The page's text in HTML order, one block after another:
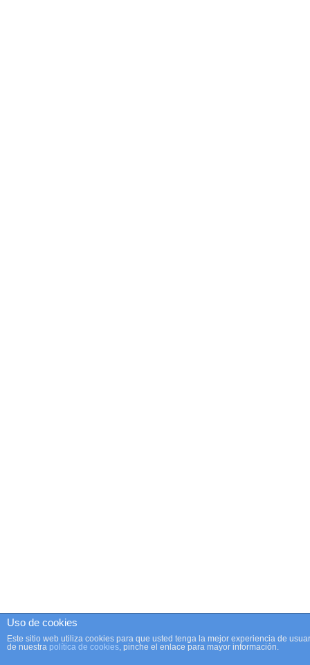
Uso de cookies
Este sitio web utiliza cookies para que usted tenga la mejor experiencia de
de nuestra política de cookies, pinche el enlace para mayor información.